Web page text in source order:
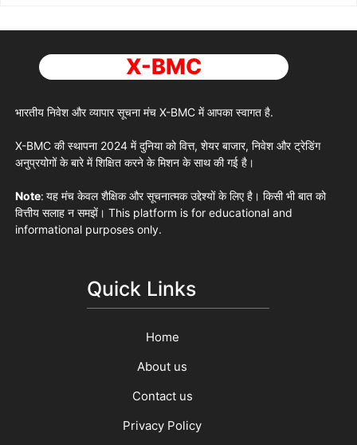
X-BMC
भारतीय निवेश और व्यापार सूचना मंच X-BMC में आपका स्वागत है.
X-BMC की स्थापना 2024 में दुनिया को वित्त, शेयर बाजार, निवेश और ट्रेडिंग
अनुप्रयोगों के बारे में शिक्षित करने के मिशन के साथ की गई है।
Note: यह मंच केवल शैक्षिक और सूचनात्मक उद्देश्यों के लिए है। किसी भी बात को
वित्तीय सलाह न समझें। This platform is for educational and
informational purposes only.
Quick Links
Home
About us
Contact us
Privacy Policy